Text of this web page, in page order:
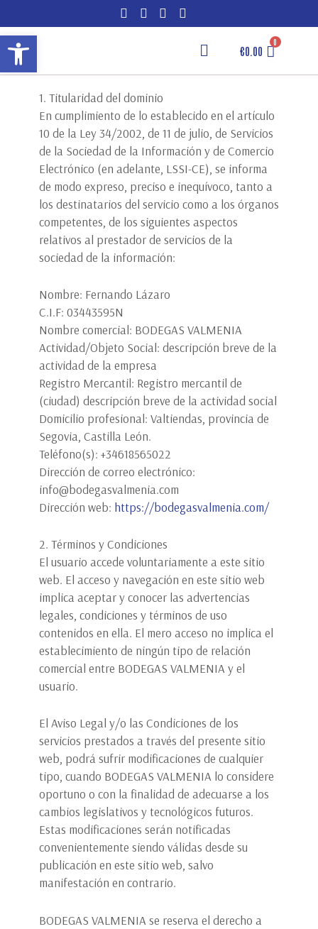
al
contenido
€0.00
1. Titularidad del dominio
En cumplimiento de lo establecido en el artículo
10 de la Ley 34/2002, de 11 de julio, de Servicios
de la Sociedad de la Información y de Comercio
Electrónico (en adelante, LSSI-CE), se informa
de modo expreso, preciso e inequívoco, tanto a
los destinatarios del servicio como a los órganos
competentes, de los siguientes aspectos
relativos al prestador de servicios de la
sociedad de la información:
Nombre: Fernando Lázaro
C.I.F: 03443595N
Nombre comercial: BODEGAS VALMENIA
Actividad/Objeto Social: descripción breve de la
actividad de la empresa
Registro Mercantil: Registro mercantil de
(ciudad) descripción breve de la actividad social
Domicilio profesional: Valtiendas, provincia de
Segovia, Castilla León.
Teléfono(s): +34618565022
Dirección de correo electrónico:
info@bodegasvalmenia.com
Dirección web: https://bodegasvalmenia.com/
2. Términos y Condiciones
El usuario accede voluntariamente a este sitio
web. El acceso y navegación en este sitio web
implica aceptar y conocer las advertencias
legales, condiciones y términos de uso
contenidos en ella. El mero acceso no implica el
establecimiento de ningún tipo de relación
comercial entre BODEGAS VALMENIA y el
usuario.
El Aviso Legal y/o las Condiciones de los
servicios prestados a través del presente sitio
web, podrá sufrir modificaciones de cualquier
tipo, cuando BODEGAS VALMENIA lo considere
oportuno o con la finalidad de adecuarse a los
cambios legislativos y tecnológicos futuros.
Estas modificaciones serán notificadas
convenientemente siendo válidas desde su
publicación en este sitio web, salvo
manifestación en contrario.
BODEGAS VALMENIA se reserva el derecho a
Abrir barra de herramientas